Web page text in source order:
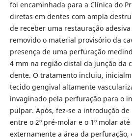
foi encaminhada para a Clínica do
diretas em dentes com ampla
de receber uma restauração
removido o material provisório da
presença de uma perfuração
4 mm na região distal da junção da
dente. O tratamento incluiu,
tecido gengival altamente
invaginado pela perfuração para o
pulpar. Após, fez-se a introdução
entre o 2º pré-molar e o 1º molar
externamente a área da perfuração,